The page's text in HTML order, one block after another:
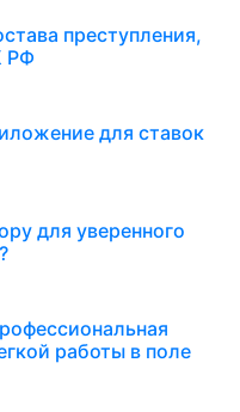
преступления,
РФ
для ставок
для уверенного
работы в поле